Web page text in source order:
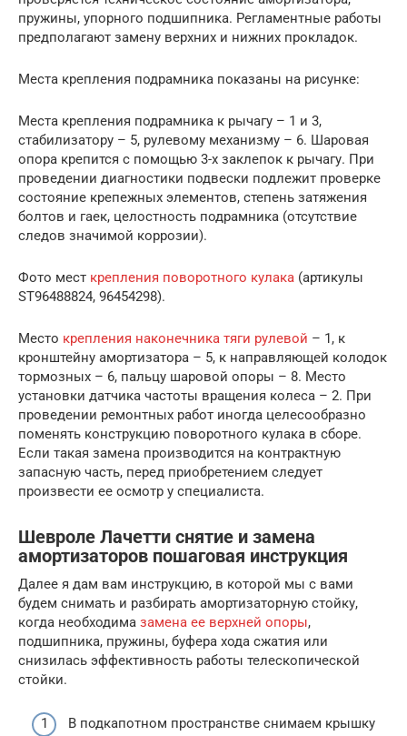
пружины, упорного подшипника. Регламентные работы
предполагают замену верхних и нижних прокладок.
Места крепления подрамника показаны на рисунке:
Места крепления подрамника к рычагу – 1 и 3,
стабилизатору – 5, рулевому механизму – 6. Шаровая
опора крепится с помощью 3-х заклепок к рычагу. При
проведении диагностики подвески подлежит проверке
состояние крепежных элементов, степень затяжения
болтов и гаек, целостность подрамника (отсутствие
следов значимой коррозии).
Фото мест крепления поворотного кулака (артикулы
ST96488824, 96454298).
Место крепления наконечника тяги рулевой – 1, к
кронштейну амортизатора – 5, к направляющей колодок
тормозных – 6, пальцу шаровой опоры – 8. Место
установки датчика частоты вращения колеса – 2. При
проведении ремонтных работ иногда целесообразно
поменять конструкцию поворотного кулака в сборе.
Если такая замена производится на контрактную
запасную часть, перед приобретением следует
произвести ее осмотр у специалиста.
Шевроле Лачетти снятие и замена
амортизаторов пошаговая инструкция
Далее я дам вам инструкцию, в которой мы с вами
будем снимать и разбирать амортизаторную стойку,
когда необходима замена ее верхней опоры,
подшипника, пружины, буфера хода сжатия или
снизилась эффективность работы телескопической
стойки.
В подкапотном пространстве снимаем крышку